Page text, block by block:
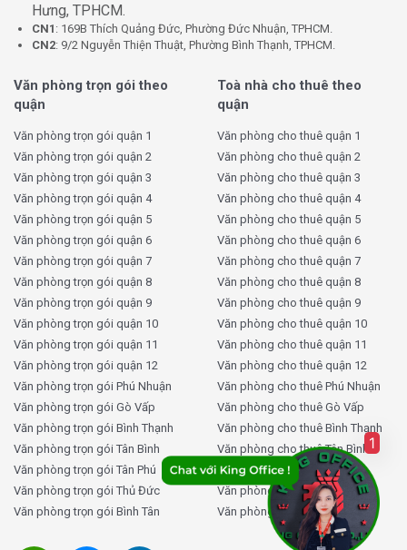
Hưng, TPHCM.
CN1 : 169B Thích Quảng Đức, Phường Đức Nhuận, TPHCM.
CN2: 9/2 Nguyễn Thiện Thuật, Phường Bình Thạnh, TPHCM.
Văn phòng trọn gói theo
quận
Văn phòng trọn gói quận 1
Văn phòng trọn gói quận 2
Văn phòng trọn gói quận 3
Văn phòng trọn gói quận 4
Văn phòng trọn gói quận 5
Văn phòng trọn gói quận 6
Văn phòng trọn gói quận 7
Văn phòng trọn gói quận 8
Văn phòng trọn gói quận 9
Văn phòng trọn gói quận 10
Văn phòng trọn gói quận 11
Văn phòng trọn gói quận 12
Văn phòng trọn gói Phú Nhuận
Văn phòng trọn gói Gò Vấp
Văn phòng trọn gói Bình Thạnh
Văn phòng trọn gói Tân Bình
Văn phòng trọn gói Tân Phú
Văn phòng trọn gói Thủ Đức
Văn phòng trọn gói Bình Tân
Toà nhà cho thuê theo
quận
Văn phòng cho thuê quận 1
Văn phòng cho thuê quận 2
Văn phòng cho thuê quận 3
Văn phòng cho thuê quận 4
Văn phòng cho thuê quận 5
Văn phòng cho thuê quận 6
Văn phòng cho thuê quận 7
Văn phòng cho thuê quận 8
Văn phòng cho thuê quận 9
Văn phòng cho thuê quận 10
Văn phòng cho thuê quận 11
Văn phòng cho thuê quận 12
Văn phòng cho thuê Phú Nhuận
Văn phòng cho thuê Gò Vấp
Văn phòng cho thuê Bình Thạnh
Văn phòng cho thuê Tân Bình
Văn phòng cho thuê Tân Phú
Văn phòng cho thuê Thủ Đức
Văn phòng cho thuê Bình Tân
1